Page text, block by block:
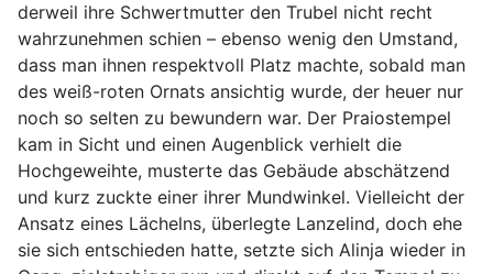
derweil ihre Schwertmutter den Trubel nicht recht
wahrzunehmen schien – ebenso wenig den Umstand,
dass man ihnen respektvoll Platz machte, sobald man
des weiß-roten Ornats ansichtig wurde, der heuer nur
noch so selten zu bewundern war. Der Praiostempel
kam in Sicht und einen Augenblick verhielt die
Hochgeweihte, musterte das Gebäude abschätzend
und kurz zuckte einer ihrer Mundwinkel. Vielleicht der
Ansatz eines Lächelns, überlegte Lanzelind, doch ehe
sie sich entschieden hatte, setzte sich Alinja wieder in